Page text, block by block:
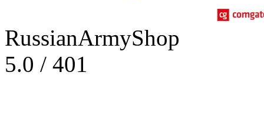
RussianArmyShop
5.0 / 401